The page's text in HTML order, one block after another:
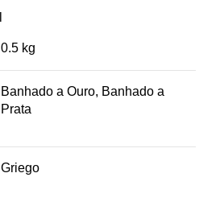
0.5 kg
Banhado a Ouro, Banhado a
Prata
Griego